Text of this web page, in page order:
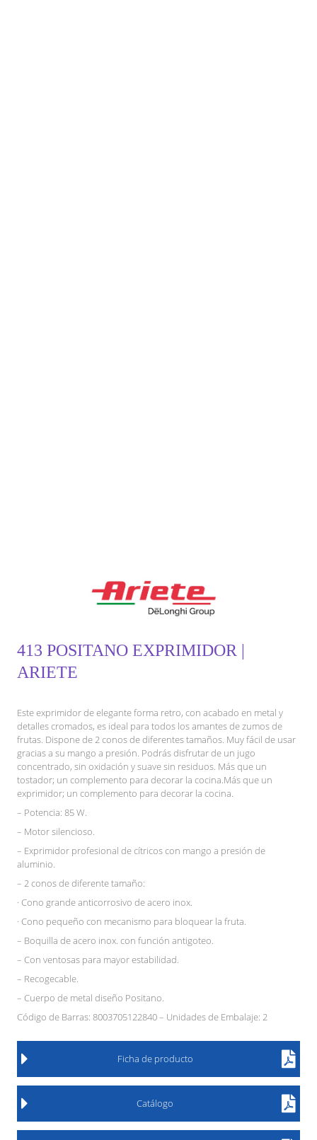
413 POSITANO EXPRIMIDOR |
ARIETE
Este exprimidor de elegante forma retro, con acabado en metal y
detalles cromados, es ideal para todos los amantes de zumos de
frutas. Dispone de 2 conos de diferentes tamaños. Muy fácil de usar
gracias a su mango a presión. Podrás disfrutar de un jugo
concentrado, sin oxidación y suave sin residuos. Más que un
tostador; un complemento para decorar la cocina.Más que un
exprimidor; un complemento para decorar la cocina.
– Potencia: 85 W.
– Motor silencioso.
– Exprimidor profesional de cítricos con mango a presión de
aluminio.
– 2 conos de diferente tamaño:
· Cono grande anticorrosivo de acero inox.
· Cono pequeño con mecanismo para bloquear la fruta.
– Boquilla de acero inox. con función antigoteo.
– Con ventosas para mayor estabilidad.
– Recogecable.
– Cuerpo de metal diseño Positano.
Código de Barras: 8003705122840 – Unidades de Embalaje: 2
Ficha de producto
Catálogo